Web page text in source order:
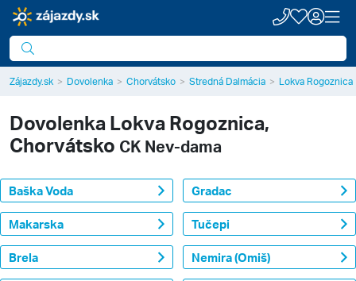
Zájazdy.sk Dovolenka Chorvátsko Stredná Dalmácia Lokva Rogoznica
Dovolenka Lokva Rogoznica,
Chorvátsko CK Nev-dama
Baška Voda Gradac
Makarska Tučepi
Brela Nemira (Omiš)